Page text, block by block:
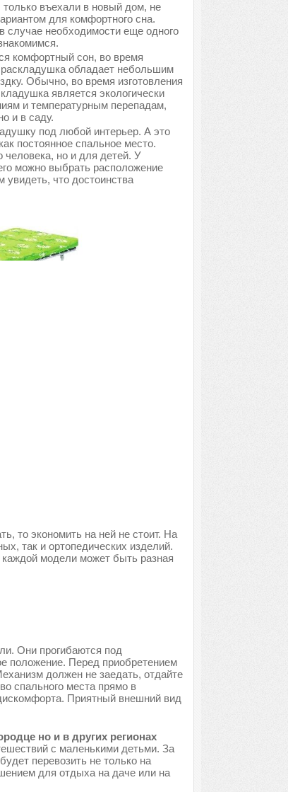
въехали в новый дом, не
для комфортного сна.
случае необходимости еще одного
комфортный сон, во время
обладает небольшим
Обычно, во время изготовления
является экологически
и температурным перепадам,
и в саду.
под любой интерьер. А это
постоянное спальное место.
но и для детей. У
можно выбрать расположение
что достоинства
то экономить на ней не стоит. На
так и ортопедических изделий.
модели может быть разная
Они прогибаются под
положение. Перед приобретением
должен не заедать, отдайте
спального места прямо в
Приятный внешний вид
но и в других регионах
с маленькими детьми. За
перевозить не только на
для отдыха на даче или на